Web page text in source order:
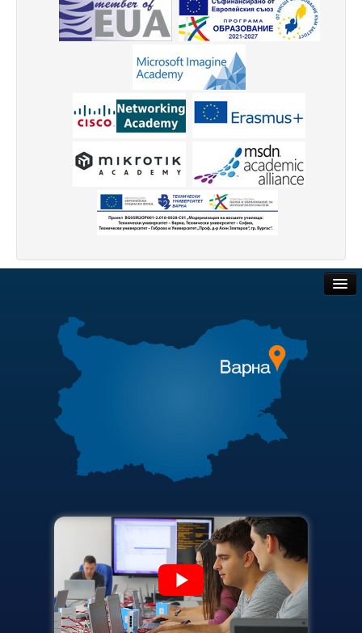
Достъп до информация
Нормативни документи
Научни проекти
Бюлетин с проектна информация
Съобщения НИИ
Контакти
ННП Млади учени и постдокторанти – 2, втори етап
ННП Млади учени и постдокторанти – 2, втори етап -
Национална програма "Млади учени и
Научна програма „Млади учени и постдокторанти“ 2020
Научна програма „Млади учени и постдокторанти“ 2019
Конференции организирани/подкрепени от ТУ-Варна -
Конференции
Търгове и наеми
Полезни връзки
Актуални документи
Академичен съвет
Финансова информация
Карта на сайта